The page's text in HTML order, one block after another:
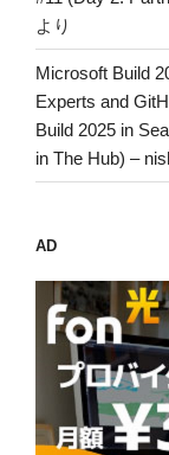
より
Microsoft Build
Experts and
Build 2025 in
in The Hub) –
AD